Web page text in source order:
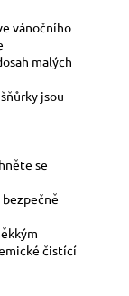
vánočního
malých
jsou
se
čistící